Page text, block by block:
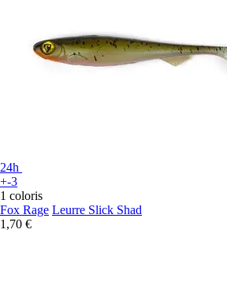
24h
+-3
1 coloris
Fox Rage Leurre Slick Shad
1,70 €